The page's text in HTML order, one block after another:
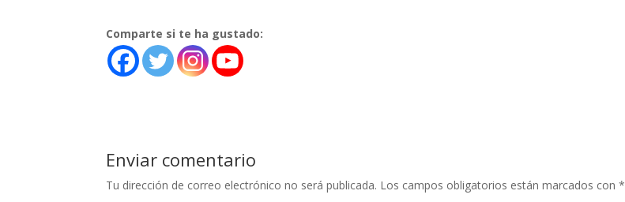
Comparte si te ha gustado:
Enviar comentario
Tu dirección de correo electrónico no será publicada. Los campos obligatorios están marcados con*